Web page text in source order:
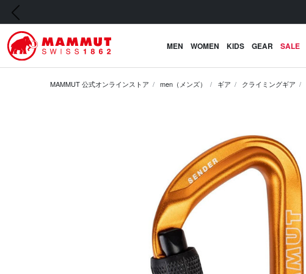
前の画像
MEN WOMEN KIDS GEAR SALE
MAMMUT 公式オンラインストア men（メンズ） ギア クライミングギア